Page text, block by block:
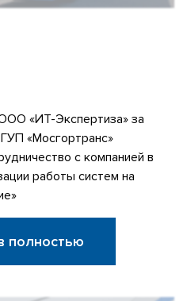
«ИТ-Экспертиза» за
«Мосгортранс»
с компанией в
работы систем на
полностью